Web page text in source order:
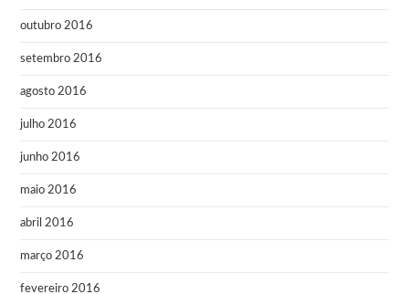
outubro 2016
setembro 2016
agosto 2016
julho 2016
junho 2016
maio 2016
abril 2016
março 2016
fevereiro 2016